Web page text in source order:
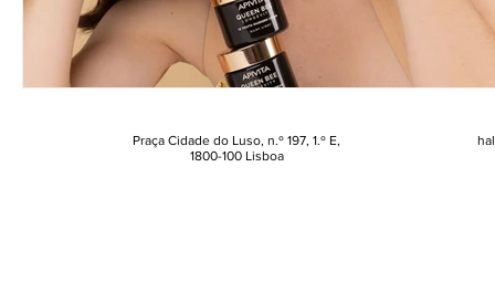
Praça Cidade do Luso, n.º 197, 1.º E,
1800-100 Lisboa